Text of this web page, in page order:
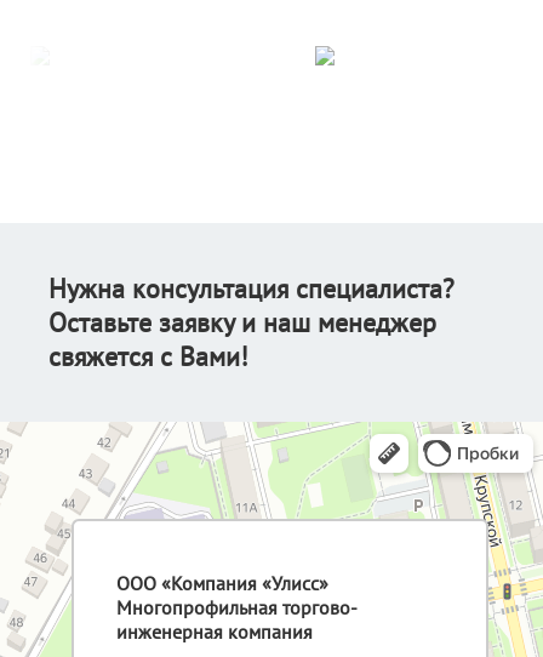
Нужна консультация специалиста?
Оставьте заявку и наш менеджер
свяжется с Вами!
ООО «Компания «Улисс»
Многопрофильная торгово-
инженерная компания